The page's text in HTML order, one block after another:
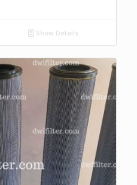
Show Details